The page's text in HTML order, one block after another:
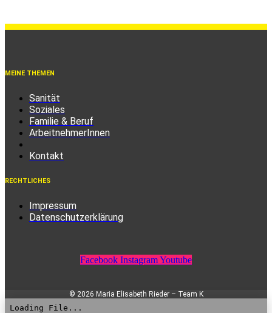
MEINE THEMEN
Sanität
Soziales
Familie & Beruf
ArbeitnehmerInnen
Kontakt
RECHTLICHES
Impressum
Datenschutzerklärung
Facebook InstagramYoutube
© 2026 Maria Elisabeth Rieder – Team K